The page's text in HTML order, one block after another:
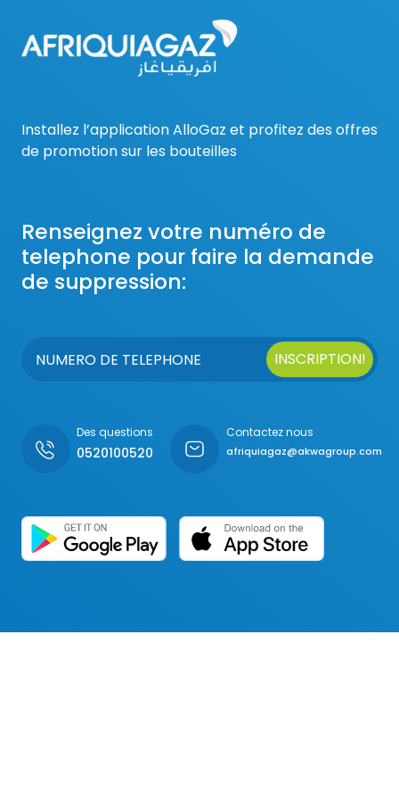
Installez l’application AlloGaz et profitez des offres
de promotion sur les bouteilles
Renseignez votre numéro de
telephone pour faire la demande
de suppression:
INSCRIPTION!
Des questions
0520100520
Contactez nous
afriquiagaz@akwagroup.com